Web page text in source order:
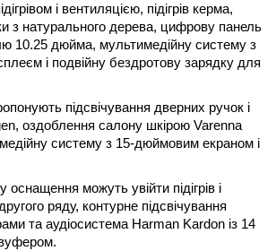
і вентиляцією, підігрів керма,
з натурального дерева, цифрову панель
10.25 дюйма, мультимедійну систему з
і подвійну бездротову зарядку для
підсвічування дверних ручок і
оздоблення салону шкірою Varenna
систему з 15-дюймовим екраном і
оснащення можуть увійти підігрів і
ряду, контурне підсвічування
та аудіосистема Harman Kardon із 14